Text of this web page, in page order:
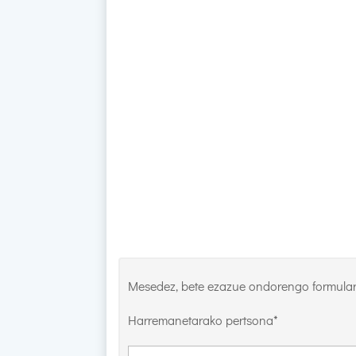
Mesedez, bete ezazue ondorengo
Harremanetarako pertsona*